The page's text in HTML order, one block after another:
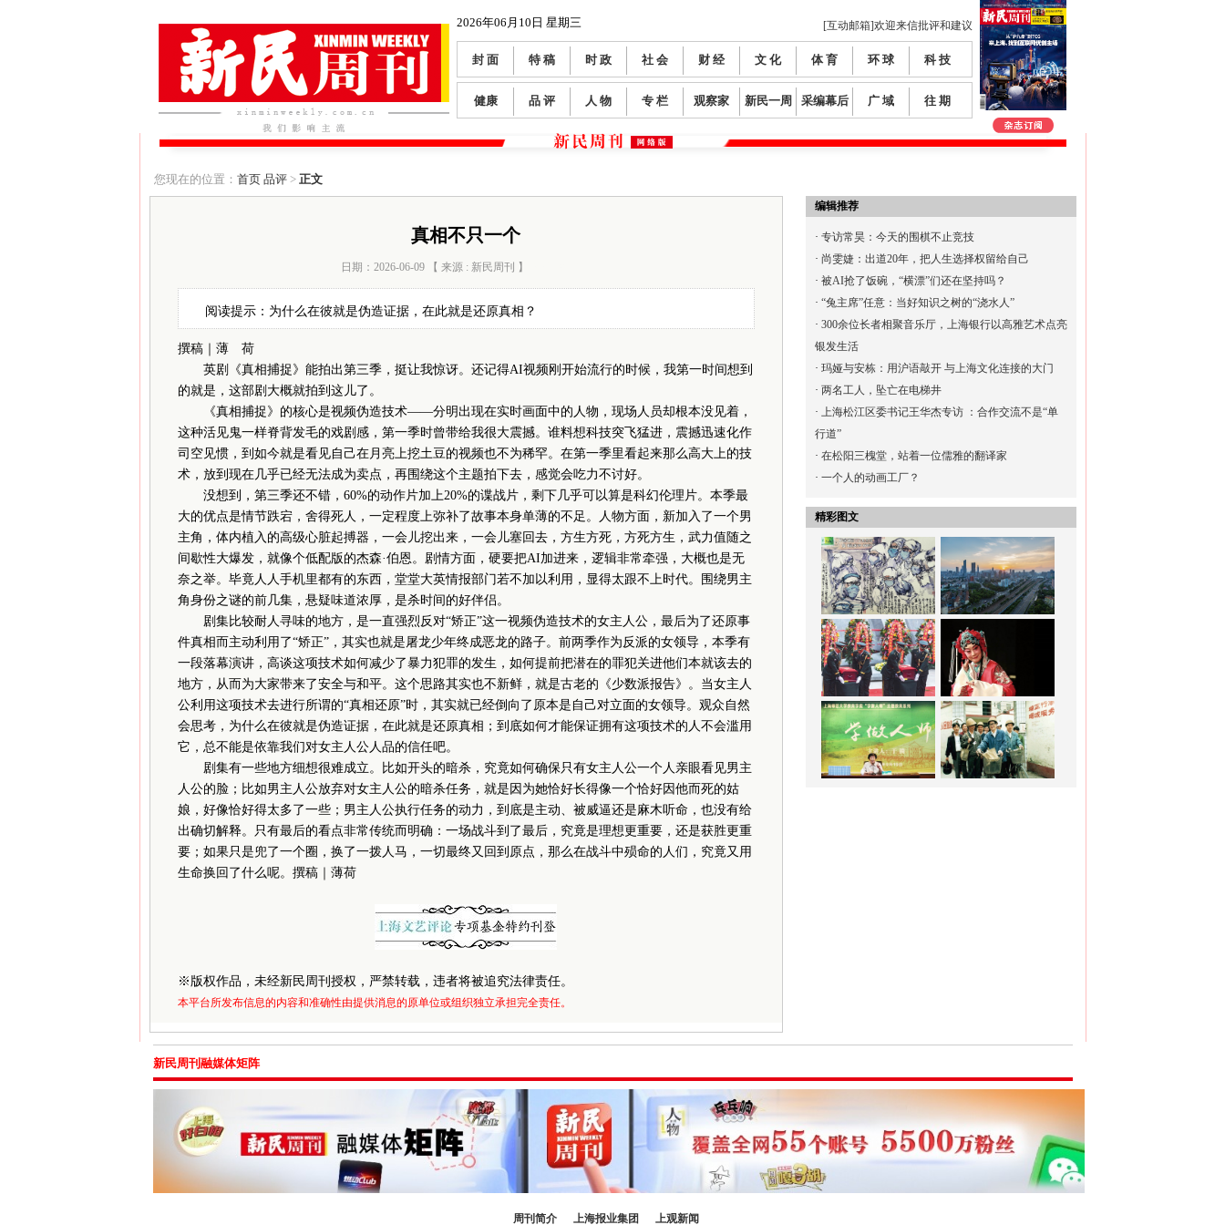
2026年06月10日 星期三 [互动邮箱]欢迎来信批评和建议
封 面 特 稿 时 政 社 会 财 经 文 化 体 育 环 球 科 技
健康 品 评 人 物 专 栏 观察家 新民一周 采编幕后 广 域 往 期
您现在的位置： 首页 品评> 正文
真相不只一个
日期：2026-06-09 【 来源 : 新民周刊 】
阅读提示：为什么在彼就是伪造证据，在此就是还原真相？
撰稿｜薄 荷
英剧《真相捕捉》能拍出第三季，挺让我惊讶。还记得AI视频刚开始流行的时候，我第一时间想到
的就是，这部剧大概就拍到这儿了。
《真相捕捉》的核心是视频伪造技术——分明出现在实时画面中的人物，现场人员却根本没见着，
这种活见鬼一样脊背发毛的戏剧感，第一季时曾带给我很大震撼。谁料想科技突飞猛进，震撼迅速化作
司空见惯，到如今就是看见自己在月亮上挖土豆的视频也不为稀罕。在第一季里看起来那么高大上的技
术，放到现在几乎已经无法成为卖点，再围绕这个主题拍下去，感觉会吃力不讨好。
没想到，第三季还不错，60%的动作片加上20%的谍战片，剩下几乎可以算是科幻伦理片。本季最
大的优点是情节跌宕，舍得死人，一定程度上弥补了故事本身单薄的不足。人物方面，新加入了一个男
主角，体内植入的高级心脏起搏器，一会儿挖出来，一会儿塞回去，方生方死，方死方生，武力值随之
间歇性大爆发，就像个低配版的杰森·伯恩。剧情方面，硬要把AI加进来，逻辑非常牵强，大概也是无
奈之举。毕竟人人手机里都有的东西，堂堂大英情报部门若不加以利用，显得太跟不上时代。围绕男主
角身份之谜的前几集，悬疑味道浓厚，是杀时间的好伴侣。
剧集比较耐人寻味的地方，是一直强烈反对“矫正”这一视频伪造技术的女主人公，最后为了还原事
件真相而主动利用了“矫正”，其实也就是屠龙少年终成恶龙的路子。前两季作为反派的女领导，本季有
一段落幕演讲，高谈这项技术如何减少了暴力犯罪的发生，如何提前把潜在的罪犯关进他们本就该去的
地方，从而为大家带来了安全与和平。这个思路其实也不新鲜，就是古老的《少数派报告》。当女主人
公利用这项技术去进行所谓的“真相还原”时，其实就已经倒向了原本是自己对立面的女领导。观众自然
会思考，为什么在彼就是伪造证据，在此就是还原真相；到底如何才能保证拥有这项技术的人不会滥用
它，总不能是依靠我们对女主人公人品的信任吧。
剧集有一些地方细想很难成立。比如开头的暗杀，究竟如何确保只有女主人公一个人亲眼看见男主
人公的脸；比如男主人公放弃对女主人公的暗杀任务，就是因为她恰好长得像一个恰好因他而死的姑
娘，好像恰好得太多了一些；男主人公执行任务的动力，到底是主动、被威逼还是麻木听命，也没有给
出确切解释。只有最后的看点非常传统而明确：一场战斗到了最后，究竟是理想更重要，还是获胜更重
要；如果只是兜了一个圈，换了一拨人马，一切最终又回到原点，那么在战斗中殒命的人们，究竟又用
生命换回了什么呢。撰稿｜薄荷
※ 版权作品，未经新民周刊授权，严禁转载，违者将被追究法律责任。
本平台所发布信息的内容和准确性由提供消息的原单位或组织独立承担完全责任。
编辑推荐
· 专访常昊：今天的围棋不止竞技
· 尚雯婕：出道20年，把人生选择权留给自己
· 被AI抢了饭碗，“横漂”们还在坚持吗？
· “兔主席”任意：当好知识之树的“浇水人”
· 300余位长者相聚音乐厅，上海银行以高雅艺术点亮
银发生活
· 玛娅与安栋：用沪语敲开 与上海文化连接的大门
· 两名工人，坠亡在电梯井
· 上海松江区委书记王华杰专访 ：合作交流不是“单
行道”
· 在松阳三槐堂，站着一位儒雅的翻译家
· 一个人的动画工厂？
精彩图文
新民周刊融媒体矩阵
周刊简介 上海报业集团 上观新闻